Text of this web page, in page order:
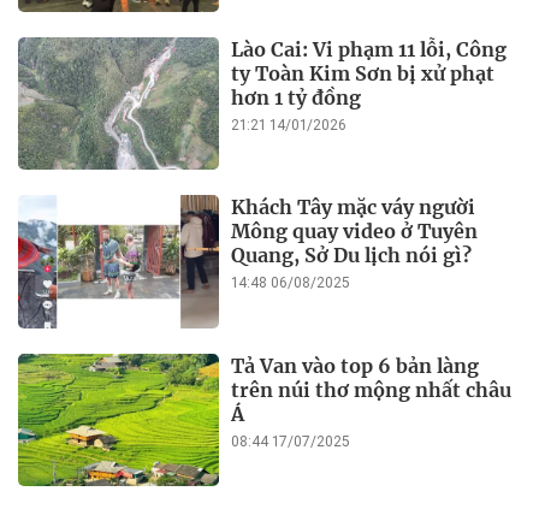
Lào Cai: Vi phạm 11 lỗi, Công
ty Toàn Kim Sơn bị xử phạt
hơn 1 tỷ đồng
21:21 14/01/2026
Khách Tây mặc váy người
Mông quay video ở Tuyên
Quang, Sở Du lịch nói gì?
14:48 06/08/2025
Tả Van vào top 6 bản làng
trên núi thơ mộng nhất châu
Á
08:44 17/07/2025